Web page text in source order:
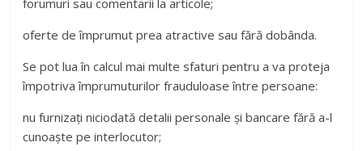
forumuri sau comentarii la articole;
oferte de împrumut prea atractive sau fără dobânda.
Se pot lua în calcul mai multe sfaturi pentru a va proteja
împotriva împrumuturilor frauduloase între persoane:
nu furnizați niciodată detalii personale și bancare fără a-l
cunoaște pe interlocutor;